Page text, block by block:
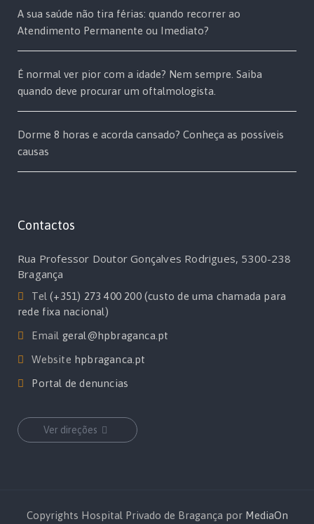
A sua saúde não tira férias: quando recorrer ao
Atendimento Permanente ou Imediato?
É normal ver pior com a idade? Nem sempre. Saiba
quando deve procurar um oftalmologista.
Dorme 8 horas e acorda cansado? Conheça as possíveis
causas
Contactos
Rua Professor Doutor Gonçalves Rodrigues, 5300-238
Bragança
Tel(+351) 273 400 200 (custo de uma chamada para
rede fixa nacional)
Email geral@hpbraganca.pt
Website hpbraganca.pt
Portal de denuncias
Ver direções
Copyrights Hospital Privado de Bragança por MediaOn